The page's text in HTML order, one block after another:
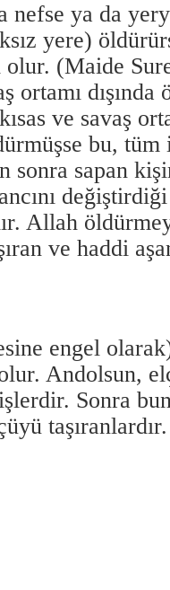
ya da
yere)
olur. (Maide
ortamı
ve savaş
bu, tüm
sonra sapan
Allah
ve haddi
engel
Andolsun,
Sonra